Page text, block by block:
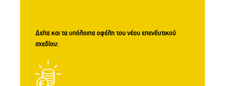
Δείτε και τα υπόλοιπα οφέλη του νέου επενδυτικού
σχεδίου: